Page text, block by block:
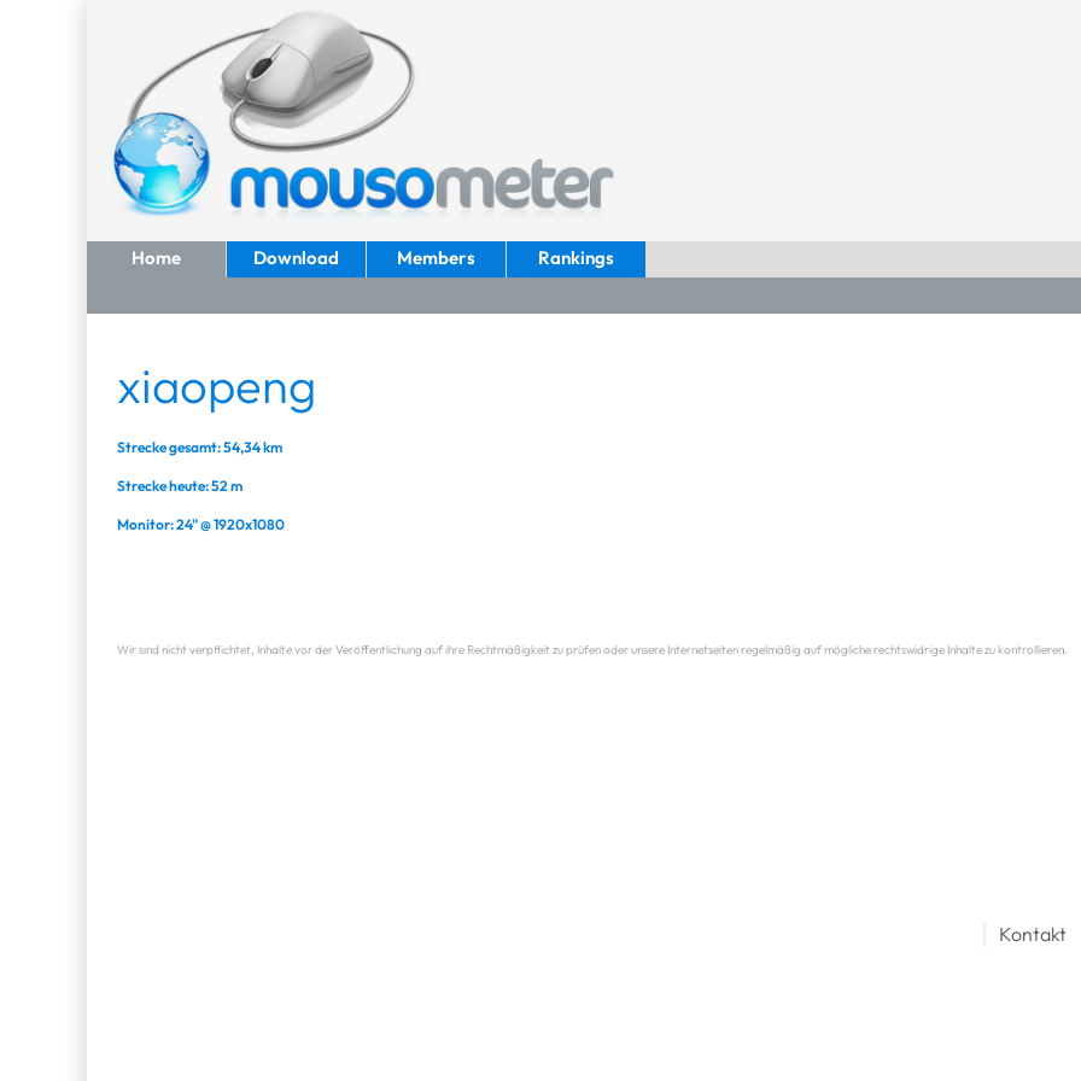
Home Download Members Rankings
xiaopeng
Strecke gesamt: 54,34 km
Strecke heute: 52 m
Monitor: 24" @ 1920x1080
Wir sind nicht verpflichtet, Inhalte vor der Veröffentlichung auf ihre Rechtmäßigkeit zu prüfen oder unsere Internetseiten regelmäßig auf mögliche rechtswidrige Inhalte zu kontrollieren.
Kontakt